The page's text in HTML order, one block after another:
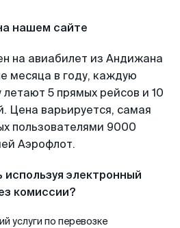
нашем сайте
на авиабилет из Андижана
месяца в году, каждую
5 прямых рейсов и 10
Цена варьируется, самая
пользователями 9000
Аэрофлот.
электронный
комиссии?
услуги по перевозке